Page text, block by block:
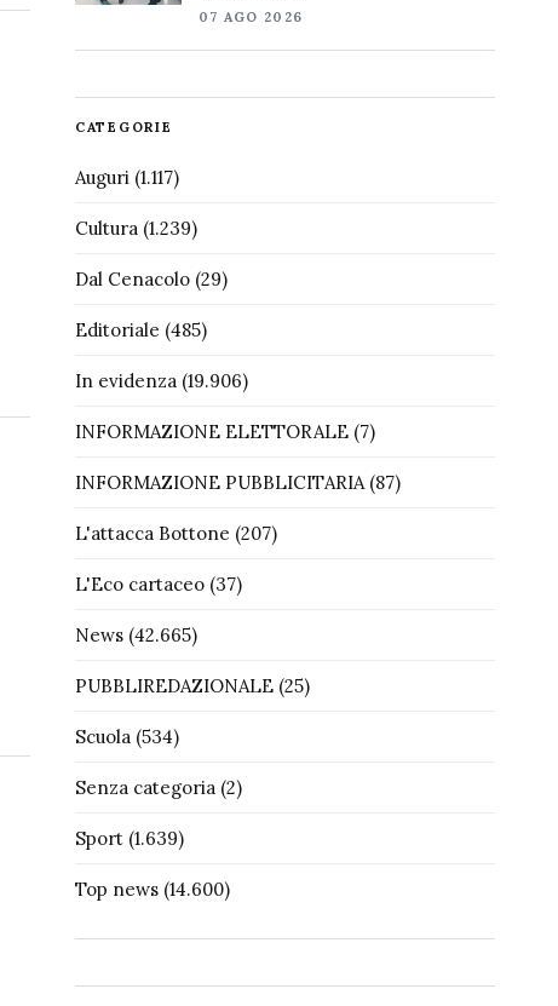
07 AGO 2026
CATEGORIE
Auguri(1.117)
Cultura(1.239)
Dal Cenacolo(29)
Editoriale (485)
In evidenza(19.906)
INFORMAZIONE ELETTORALE(7)
INFORMAZIONE PUBBLICITARIA(87)
L'attacca Bottone (207)
L'Eco cartaceo(37)
News(42.665)
PUBBLIREDAZIONALE(25)
Scuola(534)
Senza categoria(2)
Sport(1.639)
Top news(14.600)